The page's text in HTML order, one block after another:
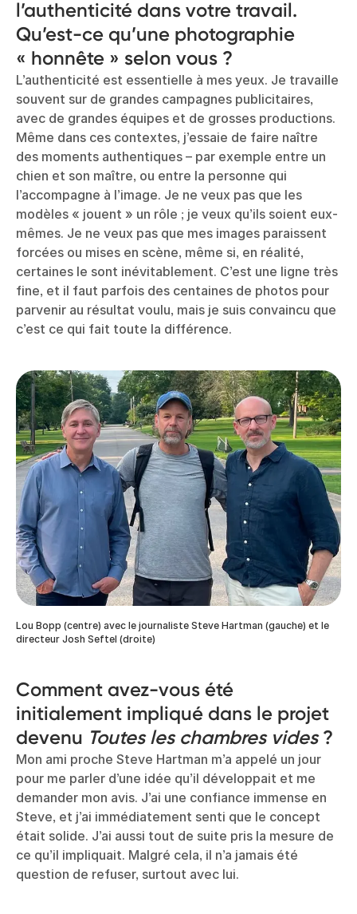
l’authenticité dans votre travail.
Qu’est-ce qu’une photographie
« honnête » selon vous ?
L’authenticité est essentielle à mes yeux. Je travaille
souvent sur de grandes campagnes publicitaires,
avec de grandes équipes et de grosses productions.
Même dans ces contextes, j’essaie de faire naître
des moments authentiques – par exemple entre un
chien et son maître, ou entre la personne qui
l’accompagne à l’image. Je ne veux pas que les
modèles « jouent » un rôle ; je veux qu’ils soient eux-
mêmes. Je ne veux pas que mes images paraissent
forcées ou mises en scène, même si, en réalité,
certaines le sont inévitablement. C’est une ligne très
fine, et il faut parfois des centaines de photos pour
parvenir au résultat voulu, mais je suis convaincu que
c’est ce qui fait toute la différence.
Lou Bopp (centre) avec le journaliste Steve Hartman (gauche) et le
directeur Josh Seftel (droite)
Comment avez-vous été
initialement impliqué dans le projet
devenu Toutes les chambres vides?
Mon ami proche Steve Hartman m’a appelé un jour
pour me parler d’une idée qu’il développait et me
demander mon avis. J’ai une confiance immense en
Steve, et j’ai immédiatement senti que le concept
était solide. J’ai aussi tout de suite pris la mesure de
ce qu’il impliquait. Malgré cela, il n’a jamais été
question de refuser, surtout avec lui.